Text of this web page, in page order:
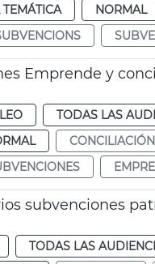
NORMAL
Emprende y
TODAS LAS
CONCILIACIÓN
subvenciones
TODAS LAS